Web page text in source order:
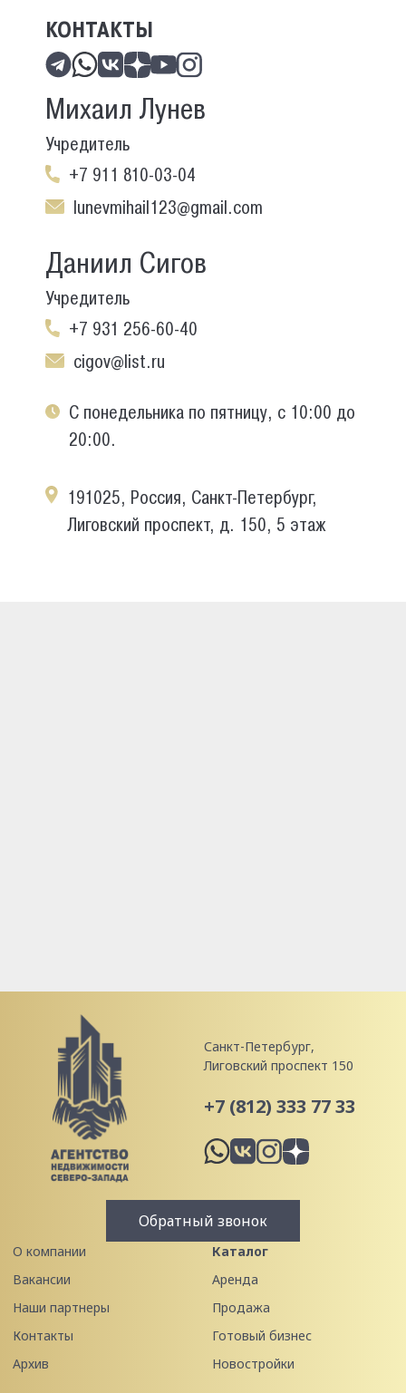
КОНТАКТЫ
Михаил Лунев
Учредитель
+7 911 810-03-04
lunevmihail123@gmail.com
Даниил Сигов
Учредитель
+7 931 256-60-40
cigov@list.ru
С понедельника по пятницу, с 10:00 до
20:00.
191025, Россия, Санкт-Петербург,
Лиговский проспект, д. 150, 5 этаж
Санкт-Петербург,
Лиговский проспект 150
+7 (812) 333 77 33
Обратный звонок
О компании
Вакансии
Наши партнеры
Контакты
Архив
Каталог
Аренда
Продажа
Готовый бизнес
Новостройки